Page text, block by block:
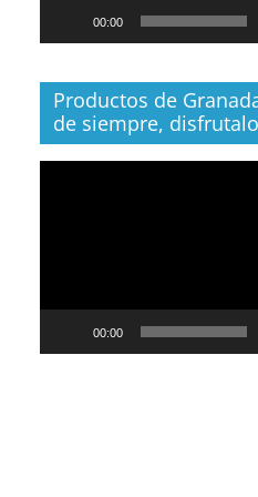
00:00
Productos de
de siempre,
00:00